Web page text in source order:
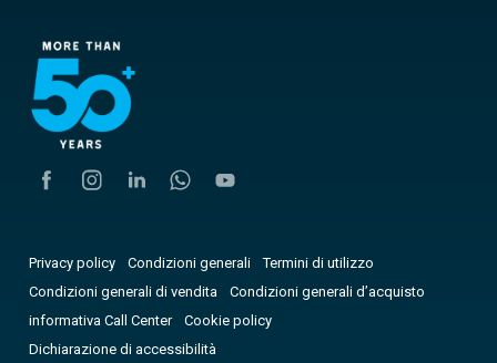
Privacy policy Condizioni generali
Termini di utilizzo
Condizioni generali di vendita
Condizioni generali d’acquisto
informativa Call Center
Cookie policy
Dichiarazione di accessibilità